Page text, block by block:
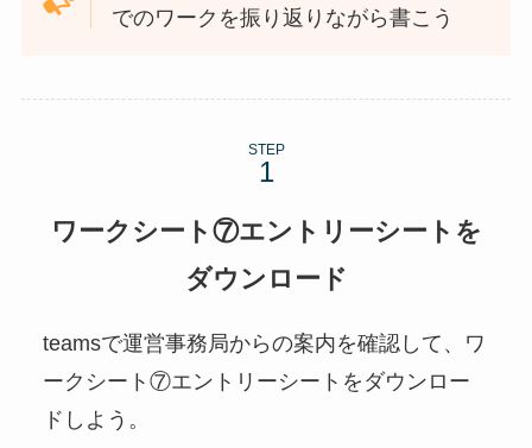
でのワークを振り返りながら書こう
STEP
ワークシート⑦エントリーシートを
ダウンロード
teamsで運営事務局からの案内を確認して、ワ
ークシート⑦エントリーシートをダウンロー
ドしよう。